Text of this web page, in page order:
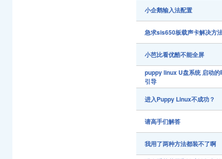
小企鹅输入法配置
急求sis650板载声卡解决方
小芭比看优酷不能全屏
puppy linux U盘系统 启动
引导
进入Puppy Linux不成功？
请高手们解答
我用了两种方法都装不了啊